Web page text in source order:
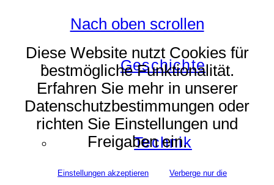
Geschichte
Technik
Nach oben scrollen
Diese Website nutzt Cookies für
bestmögliche Funktionalität.
Erfahren Sie mehr in unserer
Datenschutzbestimmungen oder
richten Sie Einstellungen und
Freigaben ein.
Einstellungen akzeptieren
Verberge nur die